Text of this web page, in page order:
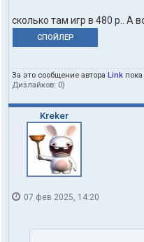
сколько там игр в 480 р.. А
СПОЙЛЕР
За это сообщение автора Link
Дизлайков: 0)
Kreker
07 фев 2025, 14:20